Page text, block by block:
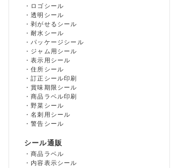
ロゴシール
透明シール
剥がせるシール
耐水シール
パッケージシール
ジャム用シール
表示用シール
住所シール
訂正シール印刷
賞味期限シール
商品ラベル印刷
野菜シール
名刺用シール
警告シール
シール通販
商品ラベル
内容表示シール